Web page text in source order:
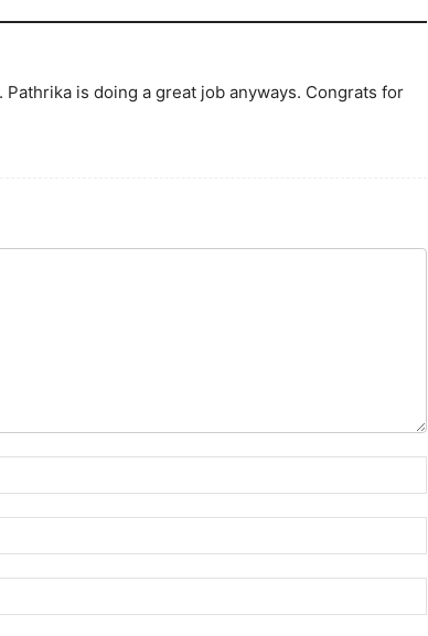
is doing a great job anyways. Congrats for